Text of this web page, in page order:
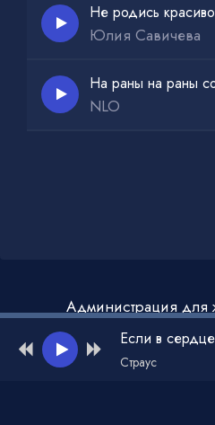
Не родись
Юлия Савичева
NLO
Администрация для
Страус